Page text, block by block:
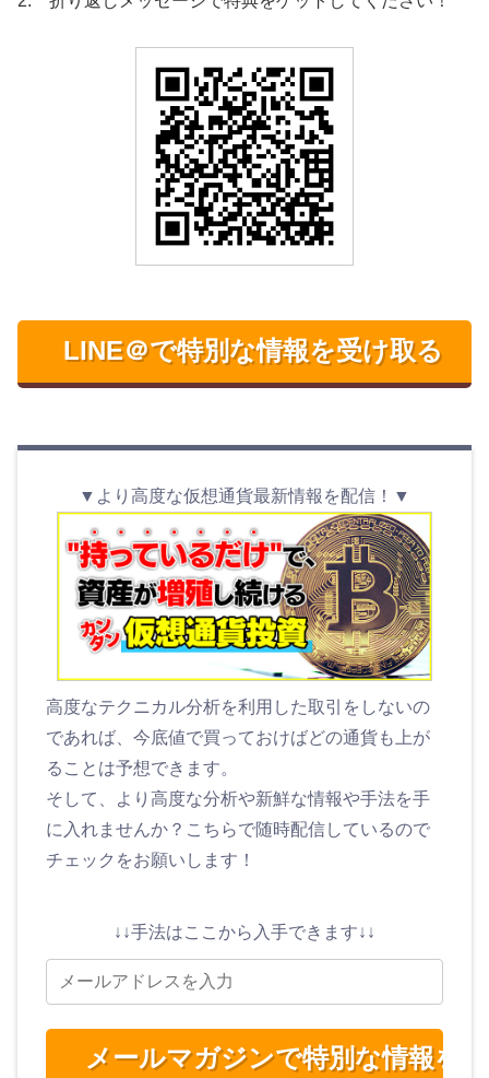
▼より高度な仮想通貨最新情報を配信！▼
高度なテクニカル分析を利用した取引をしないの
であれば、今底値で買っておけばどの通貨も上が
ることは予想できます。
そして、より高度な分析や新鮮な情報や手法を手
に入れませんか？こちらで随時配信しているので
チェックをお願いします！
↓↓手法はここから入手できます↓↓